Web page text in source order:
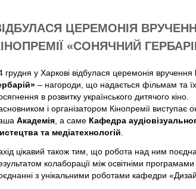
ЦЕРЕМОНІЯ
«СОНЯЧНИЙ
грудня у Харкові відбулася церемонія вручення
– нагороди, що надається фільмам та
в розвитку українського дитячого кіно.
і організатором Кінопремії
Академія , а саме Кафедра
та медіатехнологій
цікавий також тим, що робота над ним
колаборації між освітніми
з унікальними роботами кафедри